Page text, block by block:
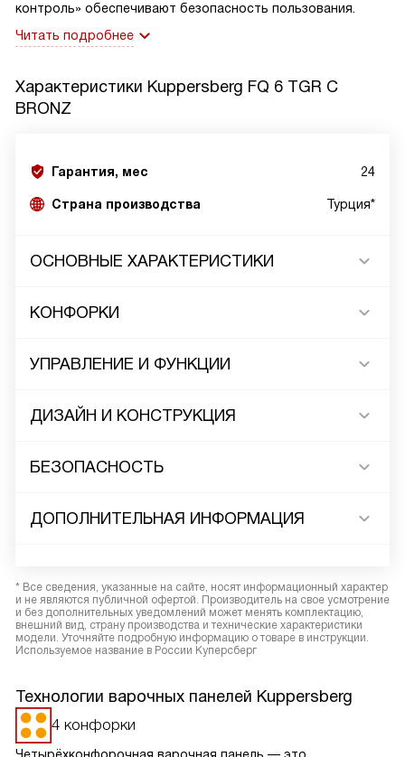
контроль» обеспечивают безопасность пользования.
Читать подробнее
Характеристики Kuppersberg FQ 6 TGR C
BRONZ
Гарантия, мес 24
Страна производства Турция*
ОСНОВНЫЕ ХАРАКТЕРИСТИКИ
КОНФОРКИ
УПРАВЛЕНИЕ И ФУНКЦИИ
ДИЗАЙН И КОНСТРУКЦИЯ
БЕЗОПАСНОСТЬ
ДОПОЛНИТЕЛЬНАЯ ИНФОРМАЦИЯ
* Все сведения, указанные на сайте, носят информационный характер
и не являются публичной офертой. Производитель на свое усмотрение
и без дополнительных уведомлений может менять комплектацию,
внешний вид, страну производства и технические характеристики
модели. Уточняйте подробную информацию о товаре в инструкции.
Используемое название в России Куперсберг
Технологии варочных панелей Kuppersberg
4 конфорки